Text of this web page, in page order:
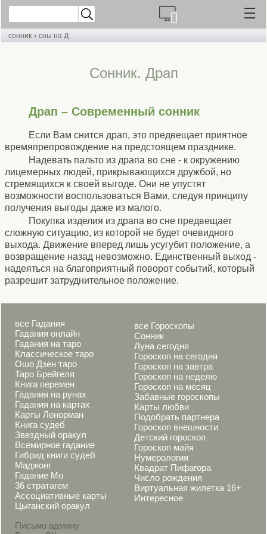
сонник › сны на Д
Cонник. Драп
Драп – Современный сонник
Если Вам снится драп, это предвещает приятное
времяпрепровождение на предстоящем празднике.
Надевать пальто из драпа во сне - к окружению
лицемерных людей, прикрывающихся дружбой, но
стремящихся к своей выгоде. Они не упустят
возможности воспользоваться Вами, следуя принципу
получения выгоды даже из малого.
Покупка изделия из драпа во сне предвещает
сложную ситуацию, из которой не будет очевидного
выхода. Движение вперед лишь усугубит положение, а
возвращение назад невозможно. Единственный выход -
надеяться на благоприятный поворот событий, который
разрешит затруднительное положение.
все Гадания
Гадания онлайн
Гадания на таро
Классическое таро
Ошо Дзен таро
Таро Брейгеля
Книга перемен
Гадания на рунах
Гадания на картах
Карты Ленорман
Книга судеб
Звездный оракул
Всемирное гадание
Гибрид книги судеб
Маджонг
Гадание Мо
36 стратагем
Ассоциативные карты
Цыганский оракул
Письмо админу
все Гороскопы
Сонник
Луна сегодня
Гороскоп на сегодня
Гороскоп на завтра
Гороскоп на неделю
Гороскоп на месяц
Забавные гороскопы
Карты любви
Подобрать партнера
Гороскоп внешности
Детский гороскоп
Гороскоп майя
Нумерология
Квадрат Пифагора
Число рождения
Виртуальная жилетка 16+
Интересное